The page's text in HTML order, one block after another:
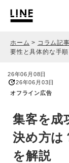
ホーム > コラム記事
要性と具体的な手
26年06月08日
26年06月03日
オフライン広告
集客を成
決め方は
を解説